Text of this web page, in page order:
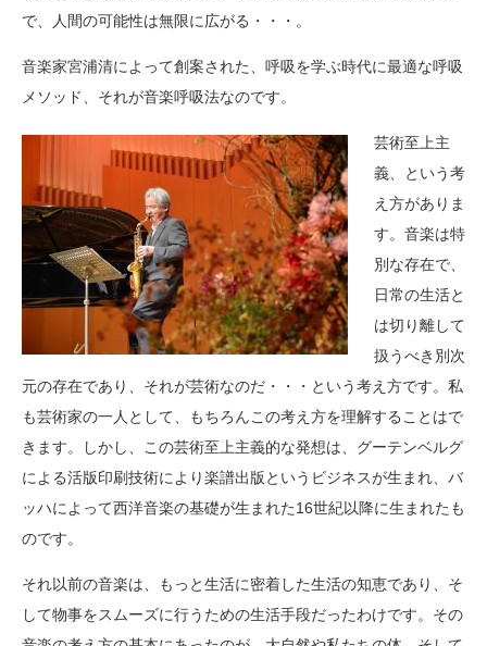
で、人間の可能性は無限に広がる・・・。
音楽家宮浦清によって創案された、呼吸を学ぶ時代に最適な呼吸
メソッド、それが音楽呼吸法なのです。
芸術至上主
義、という考
え方がありま
す。音楽は特
別な存在で、
日常の生活と
は切り離して
扱うべき別次
元の存在であり、それが芸術なのだ・・・という考え方です。私
も芸術家の一人として、もちろんこの考え方を理解することはで
きます。しかし、この芸術至上主義的な発想は、グーテンベルグ
による活版印刷技術により楽譜出版というビジネスが生まれ、バ
ッハによって西洋音楽の基礎が生まれた16世紀以降に生まれたも
のです。
それ以前の音楽は、もっと生活に密着した生活の知恵であり、そ
して物事をスムーズに行うための生活手段だったわけです。その